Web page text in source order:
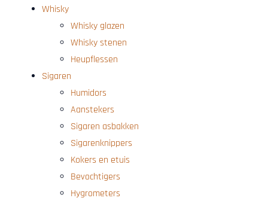
Whisky
Whisky glazen
Whisky stenen
Heupflessen
Sigaren
Humidors
Aanstekers
Sigaren asbakken
Sigarenknippers
Kokers en etuis
Bevochtigers
Hygrometers